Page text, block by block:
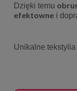
Dzięki temu
efektowne i
Unikalne tekstylia